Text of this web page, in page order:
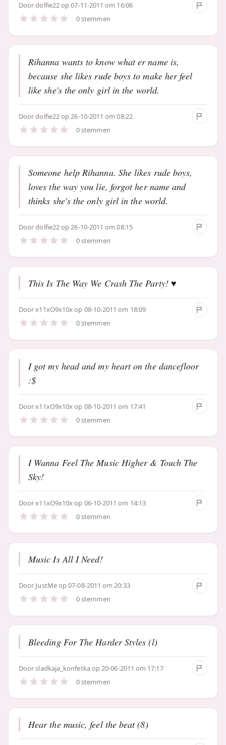
Doordolfie22op 07-11-2011 om 16:06
0 stemmen
Rihanna wants to know what er name is,
because she likes rude boys to make her feel
like she's the only girl in the world.
Doordolfie22op 26-10-2011 om 08:22
0 stemmen
Someone help Rihanna. She likes rude boys,
loves the way you lie, forgot her name and
thinks she's the only girl in the world.
Doordolfie22op 26-10-2011 om 08:15
0 stemmen
This Is The Way We Crash The Party! ♥
Doorx11xO9x10xop 08-10-2011 om 18:09
0 stemmen
I got my head and my heart on the dancefloor
:$
Doorx11xO9x10xop 08-10-2011 om 17:41
0 stemmen
I Wanna Feel The Music Higher & Touch The
Sky!
Doorx11xO9x10xop 06-10-2011 om 14:13
0 stemmen
Music Is All I Need!
Door JustMeop 07-08-2011 om 20:33
0 stemmen
Bleeding For The Harder Styles (l)
Doorsladkaja_konfetkaop 20-06-2011 om 17:17
0 stemmen
Hear the music, feel the beat (8)